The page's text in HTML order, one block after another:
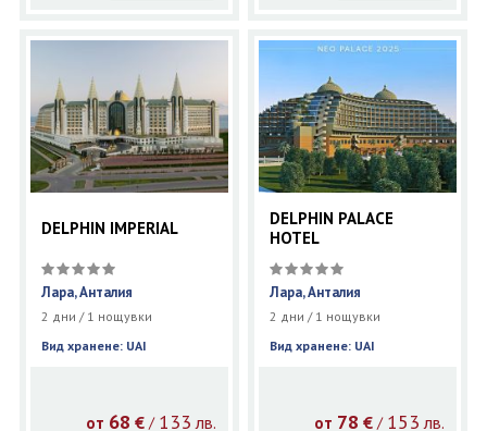
DELPHIN IMPERIAL
Лара, Анталия
2 дни / 1 нощувки
Вид хранене: UAI
от 68 €/ 133 лв.
DELPHIN PALACE
HOTEL
Лара, Анталия
2 дни / 1 нощувки
Вид хранене: UAI
от 78 € / 153 лв.